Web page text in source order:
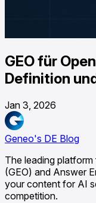
GEO für
Definition
Jan 3, 2026
Geneo's DE Blog
The leading
(GEO) and Answer
your content for AI
competition.